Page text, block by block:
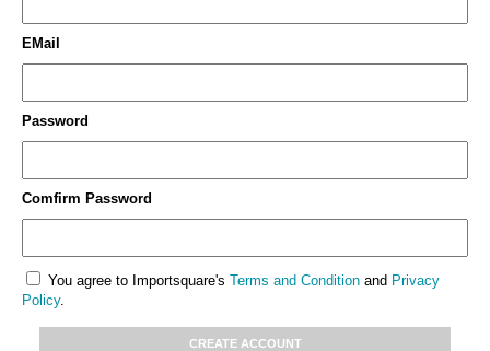
EMail
Password
Comfirm Password
You agree to Importsquare's Terms and Condition and Privacy
Policy.